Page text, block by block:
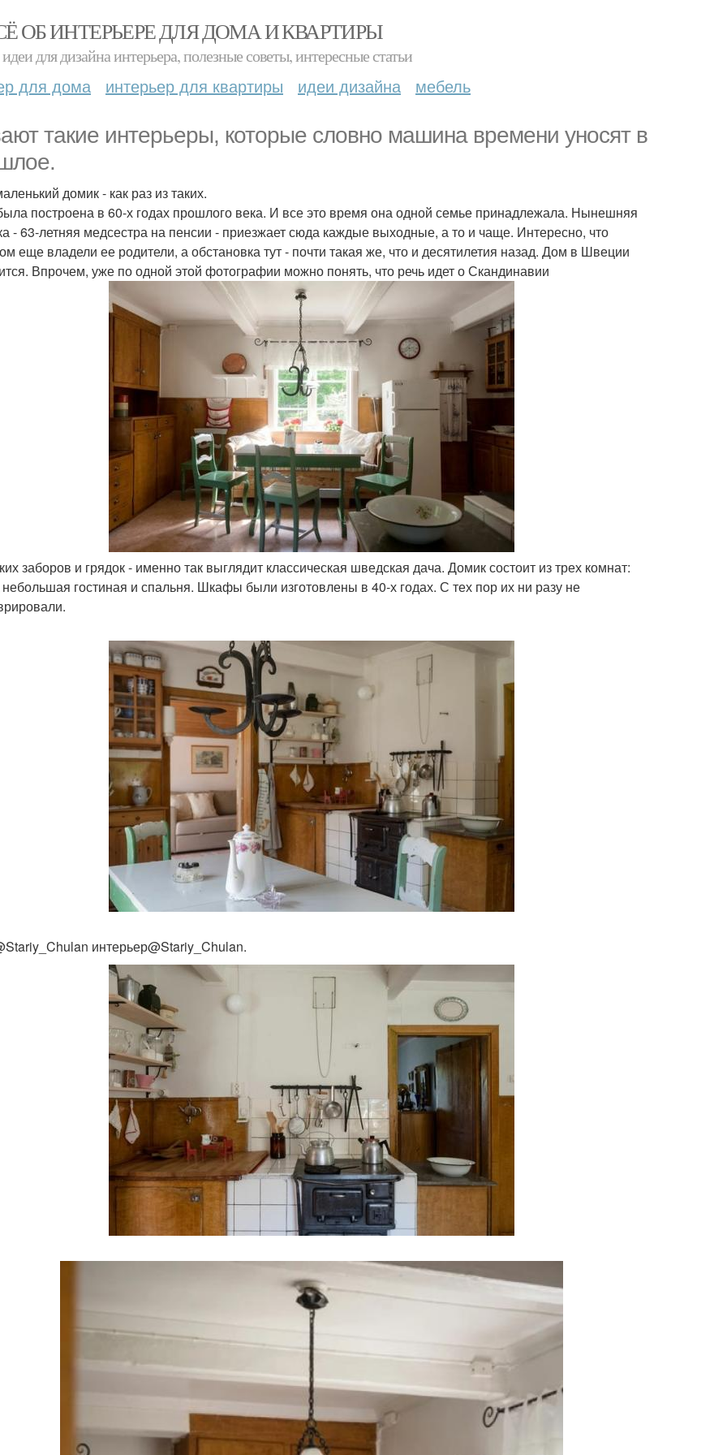
ОБ ИНТЕРЬЕРЕ ДЛЯ ДОМА И КВАРТИРЫ
для дизайна интерьера, полезные советы, интересные статьи
для дома интерьер для квартиры идеи дизайна мебель
такие интерьеры, которые словно машина времени уносят в
домик - как раз из таких.
построена в 60-х годах прошлого века. И все это время она одной семье принадлежала. Нынешняя
- 63-летняя медсестра на пенсии - приезжает сюда каждые выходные, а то и чаще. Интересно, что
еще владели ее родители, а обстановка тут - почти такая же, что и десятилетия назад. Дом в Швеции
Впрочем, уже по одной этой фотографии можно понять, что речь идет о Скандинавии
заборов и грядок - именно так выглядит классическая шведская дача. Домик состоит из трех комнат:
небольшая гостиная и спальня. Шкафы были изготовлены в 40-х годах. С тех пор их ни разу не
интерьер@Stariy_Chulan.